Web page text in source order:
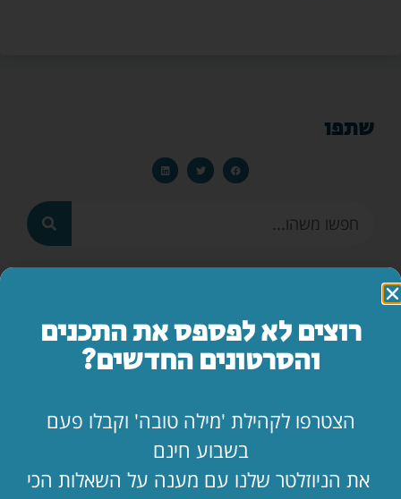
שתפו
הילדים לפני הכול – סיפורו המופלא של יאנוש
מותר לי לאהוב שוב?
רוצים לא לפספס את התכנים
והסרטונים החדשים?
הצטרפו לקהילת 'מילה טובה' וקבלו פעם
בשבוע חינם
את הניוזלטר שלנו עם מענה על השאלות הכי